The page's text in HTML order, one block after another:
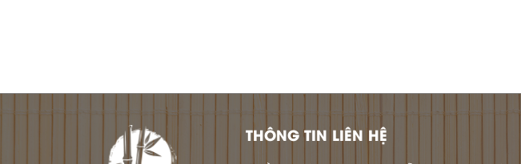
THÔNG TIN LIÊN HỆ